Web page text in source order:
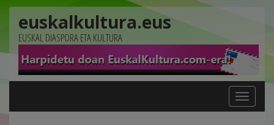
euskalkultura.eus
EUSKAL DIASPORA ETA KULTURA
Toggle
navigation